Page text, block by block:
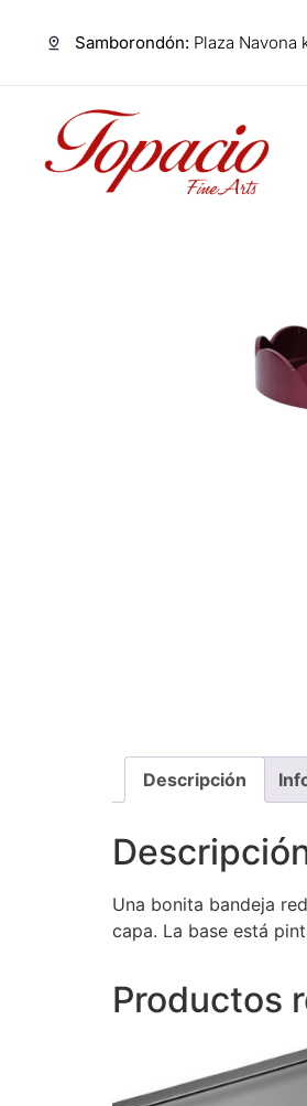
Samborondón: Plaza Navona
Descripción
Una bonita bandeja
capa. La base está
Productos